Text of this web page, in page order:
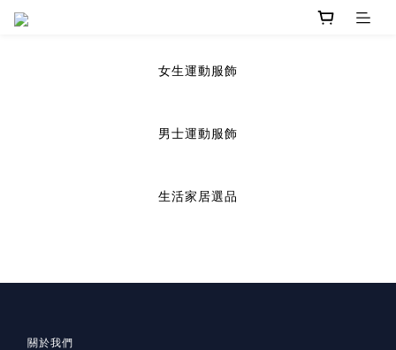
prev
女生運動服飾
男士運動服飾
生活家居選品
關於我們